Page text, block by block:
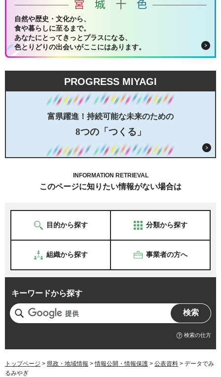
自然や歴史・文化から、
食や暮らしに至るまで。
あなたにとってきっとプラスになる、
色とりどりの出会いがここにはあります。
PROGRESS MIYAGI
富県躍進！持続可能な未来のための
8つの「つくる」
INFORMATION RETRIEVAL
このページに知りたい情報がない場合は
目的から探す 分類から探す
組織から探す 事業者の方へ
キーワードから探す
検索の仕方
トップページ > 県政・地域情報 >情報公開・情報保護 > 公表資料 > データでみ
るみやぎ